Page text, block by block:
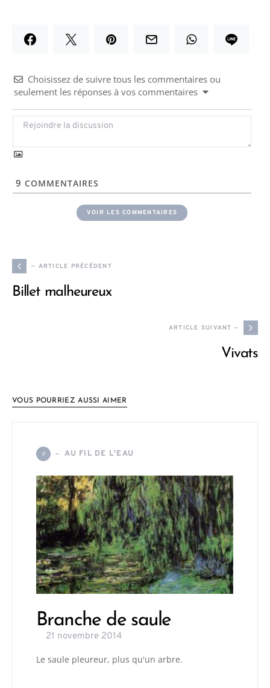
Choisissez de suivre tous les commentaires ou
seulement les réponses à vos commentaires
9 COMMENTAIRES
VOIR LES COMMENTAIRES
— ARTICLE PRÉCÉDENT
Billet malheureux
ARTICLE SUIVANT —
Vivats
VOUS POURRIEZ AUSSI AIMER
A AU FIL DE L'EAU
Branche de saule
21 novembre 2014
Le saule pleureur, plus qu'un arbre.